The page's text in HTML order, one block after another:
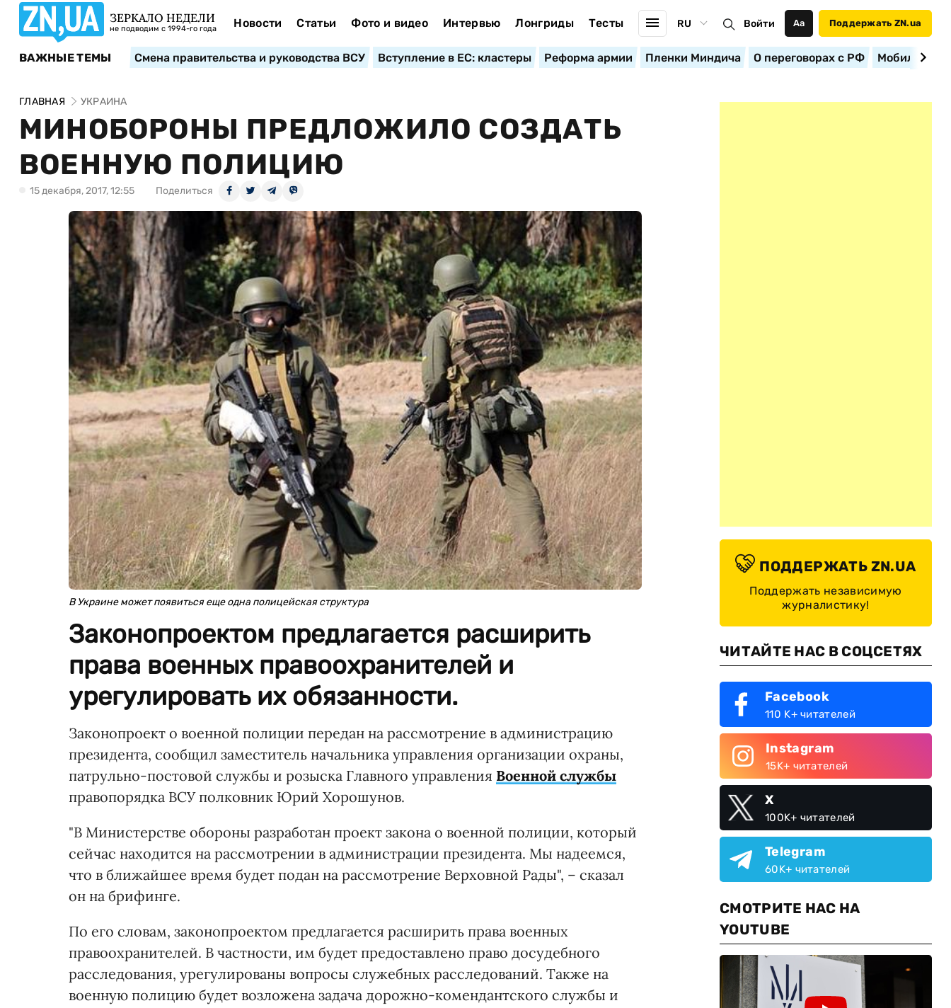
ЗЕРКАЛО НЕДЕЛИ
не подводим с 1994-го года Новости Статьи Фото и видео Интервью Лонгриды Тесты RU Войти Аа Поддержать ZN.ua
ВАЖНЫЕ ТЕМЫ Смена правительства и руководства ВСУ Вступление в ЕС: кластеры Реформа армии Пленки Миндича О переговорах с РФ
ГЛАВНАЯ УКРАИНА
МИНОБОРОНЫ ПРЕДЛОЖИЛО СОЗДАТЬ
ВОЕННУЮ ПОЛИЦИЮ
15 декабря, 2017, 12:55 Поделиться
В Украине может появиться еще одна полицейская структура
Законопроектом предлагается расширить
права военных правоохранителей и
урегулировать их обязанности.
Законопроект о военной полиции передан на рассмотрение в администрацию
президента, сообщил заместитель начальника управления организации охраны,
патрульно-постовой службы и розыска Главного управления Военной службы
правопорядка ВСУ полковник Юрий Хорошунов.
"В Министерстве обороны разработан проект закона о военной полиции, который
сейчас находится на рассмотрении в администрации президента. Мы надеемся,
что в ближайшее время будет подан на рассмотрение Верховной Рады", – сказал
он на брифинге.
По его словам, законопроектом предлагается расширить права военных
правоохранителей. В частности, им будет предоставлено право досудебного
расследования, урегулированы вопросы служебных расследований. Также на
военную полицию будет возложена задача дорожно-комендантского службы и
ПОДДЕРЖАТЬ ZN.UA
Поддержать независимую
журналистику!
ЧИТАЙТЕ НАС В СОЦСЕТЯХ
Facebook
110 K+ читателей
Instagram
15K+ читателей
X
100K+ читателей
Telegram
60K+ читателей
СМОТРИТЕ НАС НА
YOUTUBE